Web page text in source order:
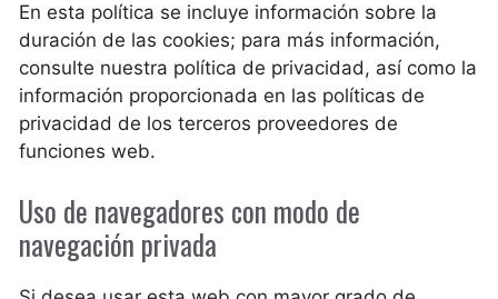
En esta política se incluye información sobre la
duración de las cookies; para más información,
consulte nuestra política de privacidad, así como la
información proporcionada en las políticas de
privacidad de los terceros proveedores de
funciones web.
Uso de navegadores con modo de
navegación privada